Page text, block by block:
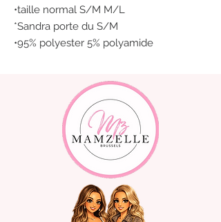
•taille normal S/M M/L
*Sandra porte du S/M
•95% polyester 5% polyamide